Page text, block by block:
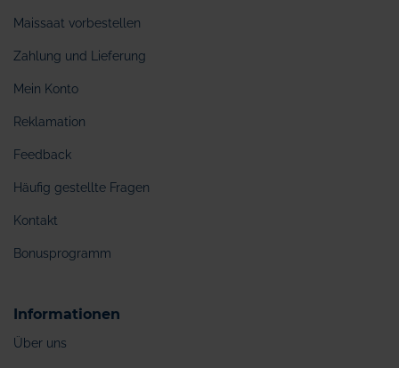
Maissaat vorbestellen
Zahlung und Lieferung
Mein Konto
Reklamation
Feedback
Häufig gestellte Fragen
Kontakt
Bonusprogramm
Informationen
Über uns